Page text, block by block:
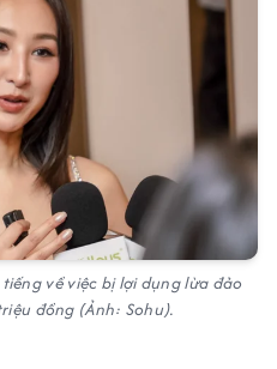
về việc bị lợi dụng lừa đảo
đồng (Ảnh: Sohu).